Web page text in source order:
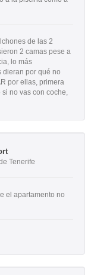
de las 2
2 camas pese a
lo más
dieran por qué no
por ellas, primera
no vas con coche,
Tenerife
el apartamento no